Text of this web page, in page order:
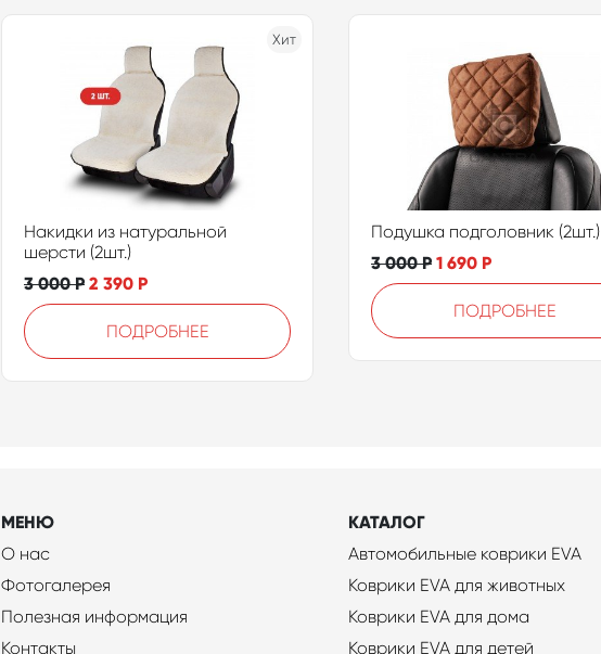
Хит
Накидки из натуральной
шерсти (2шт.)
3 000Р 2 390 Р
ПОДРОБНЕЕ
Подушка подголовник (2шт.)
3 000Р 1 690 Р
ПОДРОБНЕЕ
МЕНЮ
О нас
Фотогалерея
Полезная информация
Контакты
КАТАЛОГ
Автомобильные коврики EVA
Коврики EVA для животных
Коврики EVA для дома
Коврики EVA для детей